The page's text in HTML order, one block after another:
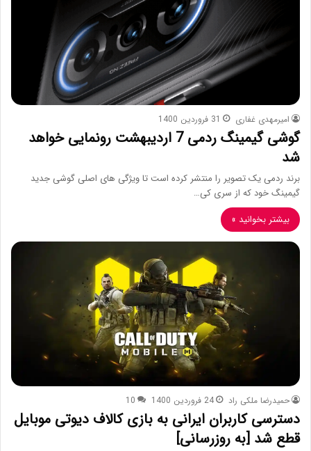
امیرمهدی غفاری 31 فروردین 1400
گوشی گیمینگ ردمی 7 اردیبهشت رونمایی خواهد
شد
برند ردمی یک تصویر را منتشر کرده است تا ویژگی های اصلی گوشی جدید
گیمینگ خود که از سری کی…
بیشتر بخوانید »
حمیدرضا ملکی راد 24 فروردین 1400 10
دسترسی کاربران ایرانی به بازی کالاف دیوتی موبایل
قطع شد [به روزرسانی]